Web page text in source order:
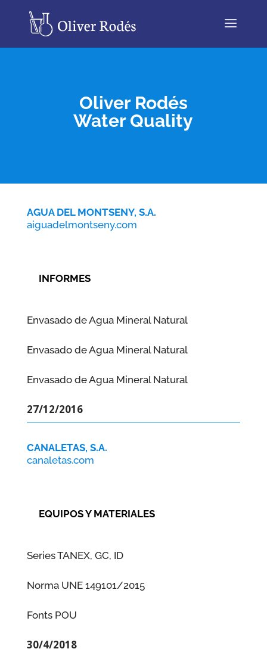
Oliver Rodés
Water Quality
AGUA DEL MONTSENY, S.A.
aiguadelmontseny.com
INFORMES
Envasado de Agua Mineral Natural
Envasado de Agua Mineral Natural
Envasado de Agua Mineral Natural
27/12/2016
CANALETAS, S.A.
canaletas.com
EQUIPOS Y MATERIALES
Series TANEX, GC, ID
Norma UNE 149101/2015
Fonts POU
30/4/2018